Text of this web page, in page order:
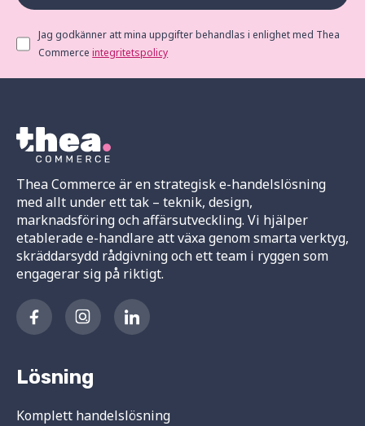
Jag godkänner att mina uppgifter behandlas i enlighet med Thea
Commerceintegritetspolicy
Thea Commerce är en strategisk e-handelslösning
med allt under ett tak – teknik, design,
marknadsföring och affärsutveckling. Vi hjälper
etablerade e-handlare att växa genom smarta verktyg,
skräddarsydd rådgivning och ett team i ryggen som
engagerar sig på riktigt.
Lösning
Komplett handelslösning